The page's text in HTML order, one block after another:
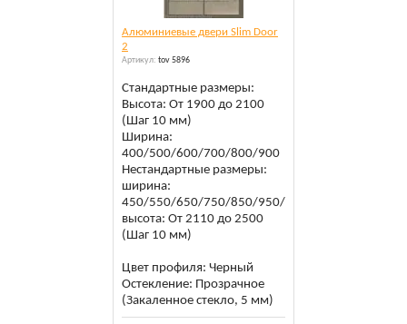
Алюминиевые двери Slim Door
2
Артикул: tov 5896
Стандартные размеры:
Высота: От 1900 до 2100
(Шаг 10 мм)
Ширина:
400/500/600/700/800/900
Нестандартные размеры:
ширина:
450/550/650/750/850/950/1000
высота: От 2110 до 2500
(Шаг 10 мм)
Цвет профиля: Черный
Остекление: Прозрачное
(Закаленное стекло, 5 мм)